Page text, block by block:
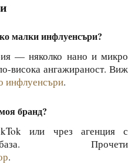
малки инфлуенсъри?
— няколко нано и микро
висока ангажираност. Виж
инфлуенсъри.
бранд?
или чрез агенция с
Прочети
.